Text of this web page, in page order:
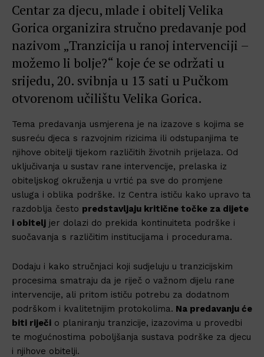
Centar za djecu, mlade i obitelj Velika
Gorica organizira stručno predavanje pod
nazivom „Tranzicija u ranoj intervenciji –
možemo li bolje?“ koje će se održati u
srijedu, 20. svibnja u 13 sati u Pučkom
otvorenom učilištu Velika Gorica.
Tema predavanja usmjerena je na izazove s kojima se
susreću djeca s razvojnim rizicima ili odstupanjima te
njihove obitelji tijekom različitih životnih prijelaza. Od
uključivanja u sustav rane intervencije, prelaska iz
obiteljskog okruženja u vrtić pa sve do promjene
usluga i oblika podrške. Iz Centra ističu kako upravo ta
razdoblja često predstavljaju kritične točke za dijete
i obitelj jer dolazi do prekida kontinuiteta podrške i
suočavanja s različitim institucijama i procedurama.
Dodaju i kako stručnjaci koji sudjeluju u tranzicijskim
procesima smatraju da je riječ o važnom dijelu rane
intervencije, ali pritom ističu potrebu za dodatnom
podrškom i kvalitetnijim protokolima. Na predavanju će
biti riječi o planiranju tranzicije, izazovima u provedbi
te mogućnostima poboljšanja sustava podrške za djecu
i njihove obitelji.